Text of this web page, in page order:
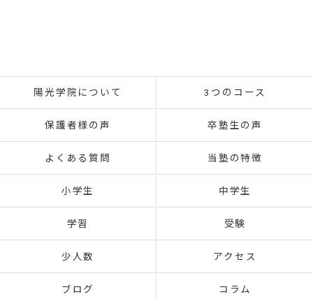
陽光学院について 3つのコース
保護者様の声 卒塾生の声
よくある質問 当塾の特徴
小学生 中学生
学習 受験
少人数 アクセス
ブログ コラム